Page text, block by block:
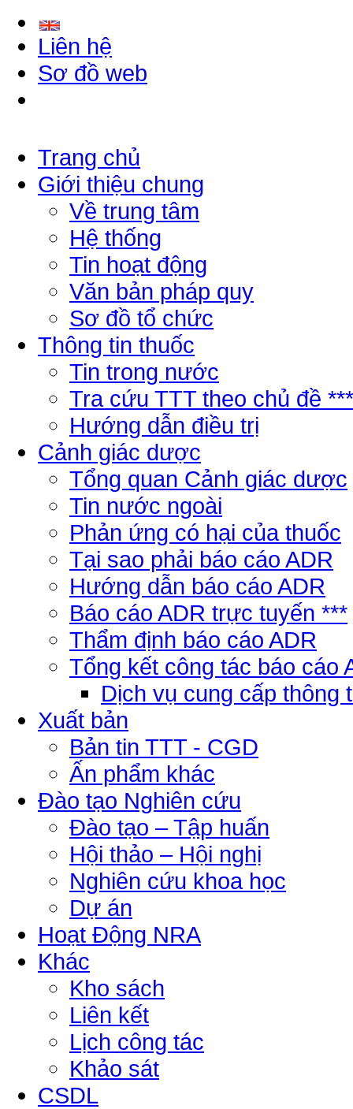
Liên hệ
Sơ đồ web
Trang chủ
Giới thiệu chung
Về trung tâm
Hệ thống
Tin hoạt động
Văn bản pháp quy
Sơ đồ tổ chức
Thông tin thuốc
Tin trong nước
Tra cứu TTT theo chủ đề ***
Hướng dẫn điều trị
Cảnh giác dược
Tổng quan Cảnh giác dược
Tin nước ngoài
Phản ứng có hại của thuốc
Tại sao phải báo cáo ADR
Hướng dẫn báo cáo ADR
Báo cáo ADR trực tuyến ***
Thẩm định báo cáo ADR
Tổng kết công tác báo cáo
Dịch vụ cung cấp thông
Xuất bản
Bản tin TTT - CGD
Ấn phẩm khác
Đào tạo Nghiên cứu
Đào tạo – Tập huấn
Hội thảo – Hội nghị
Nghiên cứu khoa học
Dự án
Hoạt Động NRA
Khác
Kho sách
Liên kết
Lịch công tác
Khảo sát
CSDL